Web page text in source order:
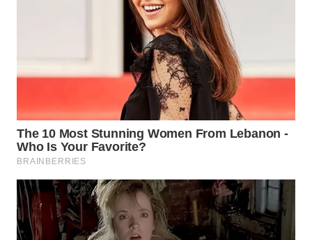
KEPULAUAN
WN
TANGERANG
WN
BINJAI